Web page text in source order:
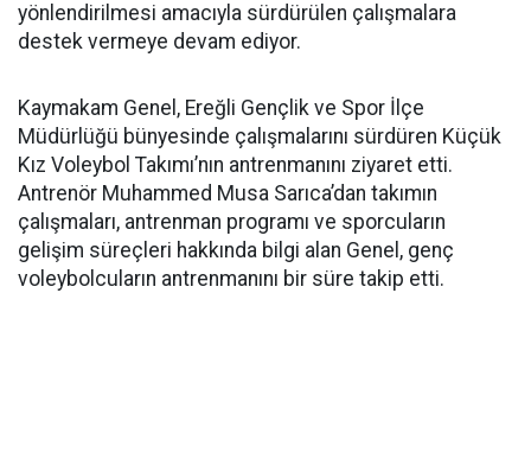
yönlendirilmesi amacıyla sürdürülen çalışmalara
destek vermeye devam ediyor.
Kaymakam Genel, Ereğli Gençlik ve Spor İlçe
Müdürlüğü bünyesinde çalışmalarını sürdüren Küçük
Kız Voleybol Takımı’nın antrenmanını ziyaret etti.
Antrenör Muhammed Musa Sarıca’dan takımın
çalışmaları, antrenman programı ve sporcuların
gelişim süreçleri hakkında bilgi alan Genel, genç
voleybolcuların antrenmanını bir süre takip etti.